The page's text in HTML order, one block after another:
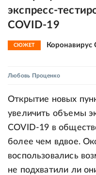
экспресс-
COVID-19
СЮЖЕТ Коронавирус
Любовь Проценко
Открытие новых
увеличить объемы
COVID-19 в
более чем вдвое.
воспользовались
не подхватили ли